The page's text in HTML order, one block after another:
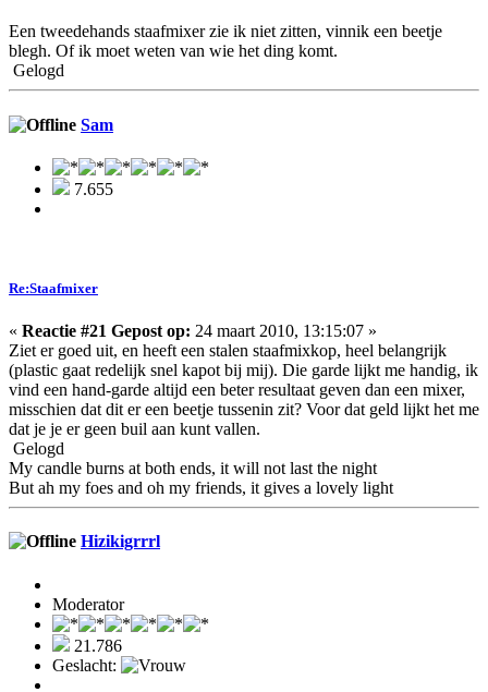
Een tweedehands staafmixer zie ik niet zitten, vinnik een beetje
blegh. Of ik moet weten van wie het ding komt.
Gelogd
Sam
7.655
Re:Staafmixer
« Reactie #21 Gepost op: 24 maart 2010, 13:15:07 »
Ziet er goed uit, en heeft een stalen staafmixkop, heel belangrijk
(plastic gaat redelijk snel kapot bij mij). Die garde lijkt me handig, ik
vind een hand-garde altijd een beter resultaat geven dan een mixer,
misschien dat dit er een beetje tussenin zit? Voor dat geld lijkt het me
dat je je er geen buil aan kunt vallen.
Gelogd
My candle burns at both ends, it will not last the night
But ah my foes and oh my friends, it gives a lovely light
Hizikigrrrl
Moderator
21.786
Geslacht: